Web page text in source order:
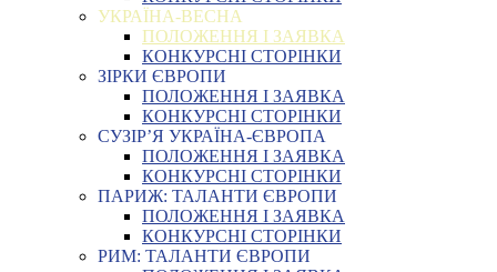
УКРАЇНА-ВЕСНА
ПОЛОЖЕННЯ І ЗАЯВКА
КОНКУРСНІ СТОРІНКИ
ЗІРКИ ЄВРОПИ
ПОЛОЖЕННЯ І ЗАЯВКА
КОНКУРСНІ СТОРІНКИ
СУЗІР’Я УКРАЇНА-ЄВРОПА
ПОЛОЖЕННЯ І ЗАЯВКА
КОНКУРСНІ СТОРІНКИ
ПАРИЖ: ТАЛАНТИ ЄВРОПИ
ПОЛОЖЕННЯ І ЗАЯВКА
КОНКУРСНІ СТОРІНКИ
РИМ: ТАЛАНТИ ЄВРОПИ